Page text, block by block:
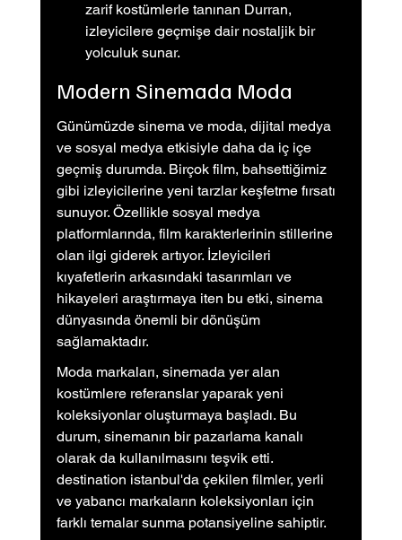
zarif kostümlerle tanınan Durran,
izleyicilere geçmişe dair nostaljik bir
yolculuk sunar.
Modern Sinemada Moda
Günümüzde sinema ve moda, dijital medya
ve sosyal medya etkisiyle daha da iç içe
geçmiş durumda. Birçok film, bahsettiğimiz
gibi izleyicilerine yeni tarzlar keşfetme fırsatı
sunuyor. Özellikle sosyal medya
platformlarında, film karakterlerinin stillerine
olan ilgi giderek artıyor. İzleyicileri
kıyafetlerin arkasındaki tasarımları ve
hikayeleri araştırmaya iten bu etki, sinema
dünyasında önemli bir dönüşüm
sağlamaktadır.
Moda markaları, sinemada yer alan
kostümlere referanslar yaparak yeni
koleksiyonlar oluşturmaya başladı. Bu
durum, sinemanın bir pazarlama kanalı
olarak da kullanılmasını teşvik etti.
destination istanbul'da çekilen filmler, yerli
ve yabancı markaların koleksiyonları için
farklı temalar sunma potansiyeline sahiptir.